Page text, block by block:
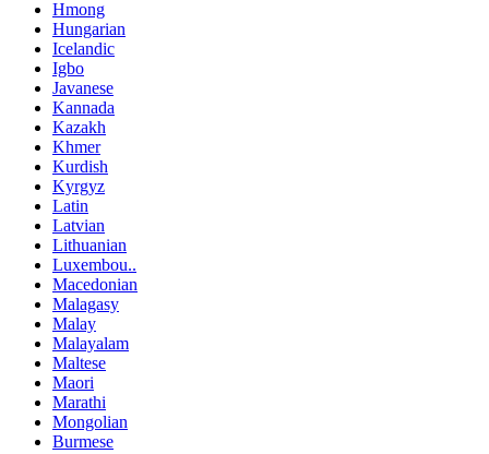
Hmong
Hungarian
Icelandic
Igbo
Javanese
Kannada
Kazakh
Khmer
Kurdish
Kyrgyz
Latin
Latvian
Lithuanian
Luxembou..
Macedonian
Malagasy
Malay
Malayalam
Maltese
Maori
Marathi
Mongolian
Burmese